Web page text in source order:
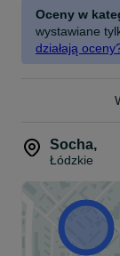
Oceny w
wystawiane
działają
Socha,
Łódzkie